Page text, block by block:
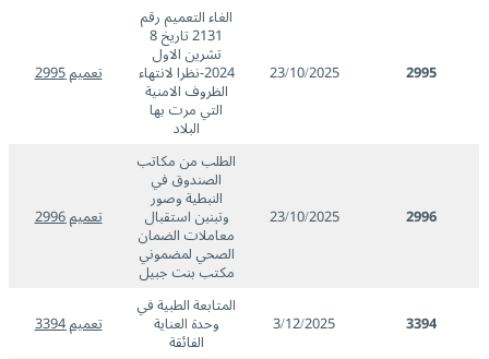
2995
23/10/2025
الغاء التعميم رقم
2131 تاريخ 8
تشرين الاول
2024-نظرا لانتهاء
الظروف الامنية
التي مرت بها
البلاد
تعميم 2995
2996
23/10/2025
الطلب من مكاتب
الصندوق في
النبطية وصور
وتبنبن استقبال
معاملات الضمان
الصحي لمضموني
مكتب بنت جبيل
تعميم 2996
3394
3/12/2025
المتابعة الطبية في
وحدة العناية
الفائقة
تعميم 3394